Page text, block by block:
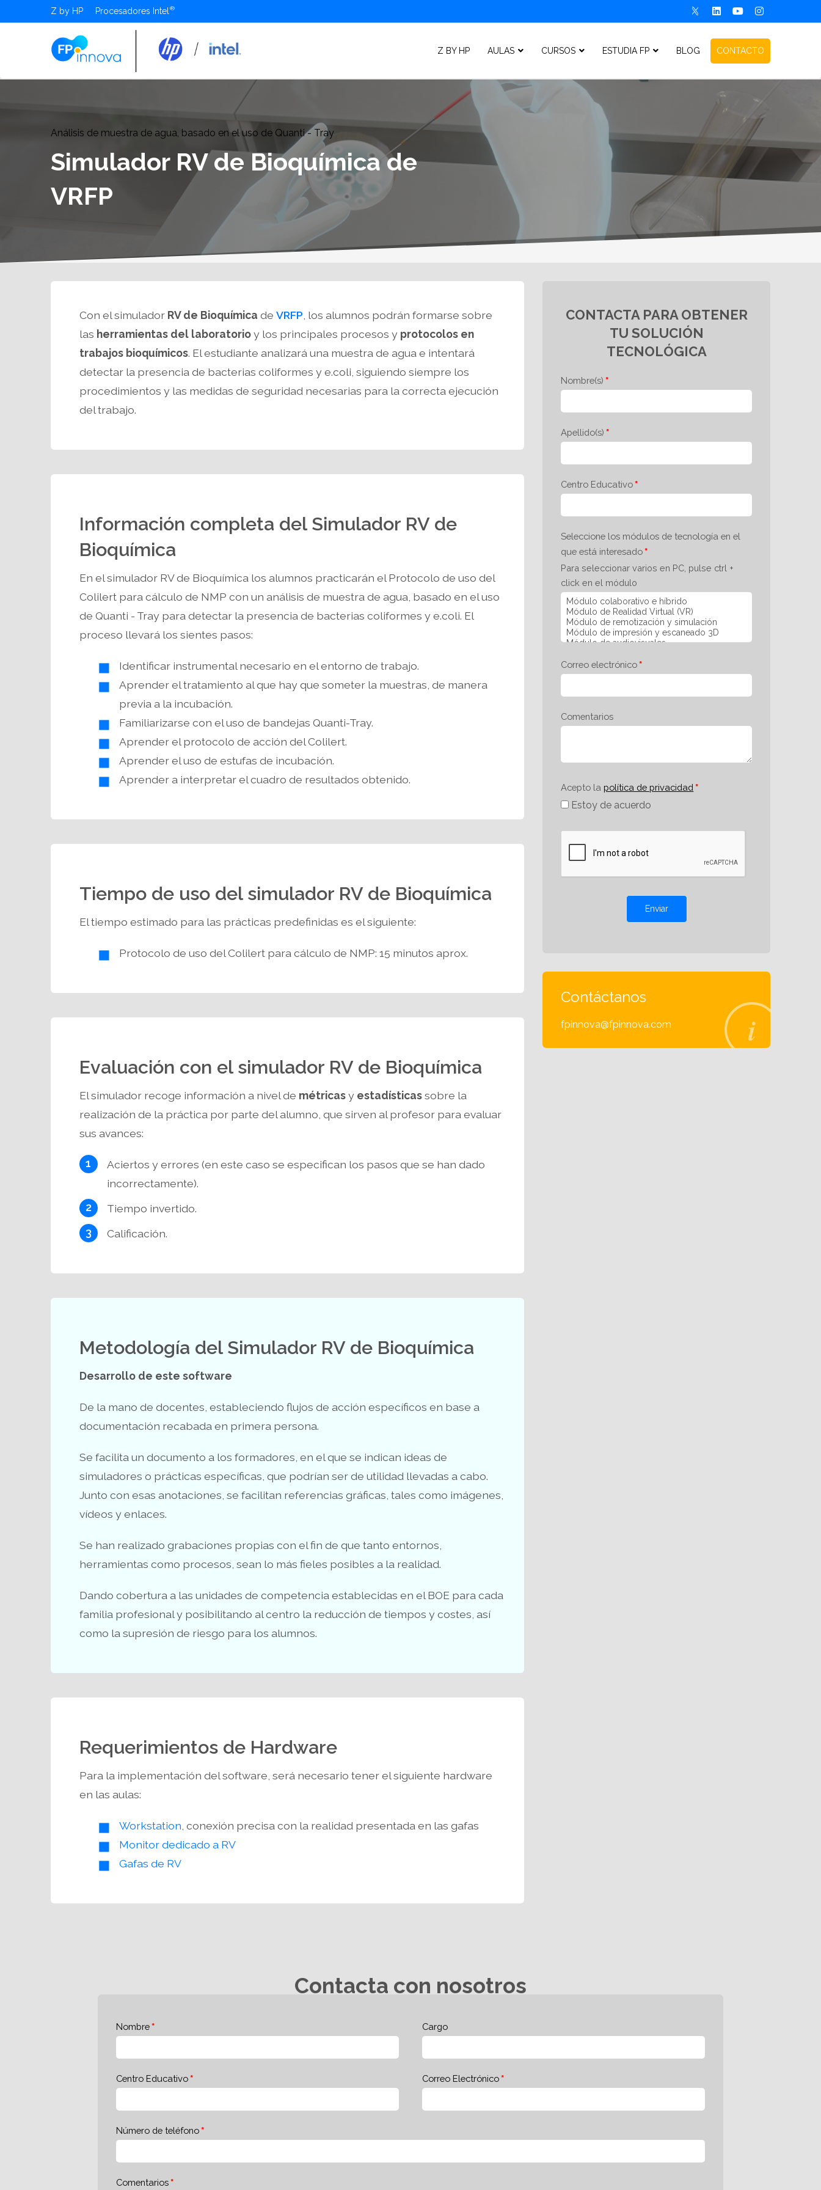
Z by HP Procesadores Intel
Z BY HP AULAS CURSOS ESTUDIA FP BLOG CONTACTO
Análisis de muestra de agua, basado en el uso de Quanti - Tray
Simulador RV de Bioquímica de
VRFP
Con el simulador RV de Bioquímica de VRFP , los alumnos podrán formarse sobre
las herramientas del laboratorioy los principales procesos yprotocolos en
trabajos bioquímicos. El estudiante analizará una muestra de agua e intentará
detectar la presencia de bacterias coliformes y e.coli, siguiendo siempre los
procedimientos y las medidas de seguridad necesarias para la correcta ejecución
del trabajo.
Información completa del Simulador RV de
Bioquímica
En el simulador RV de Bioquímica los alumnos practicarán el Protocolo de uso del
Colilert para cálculo de NMP con un análisis de muestra de agua, basado en el uso
de Quanti - Tray para detectar la presencia de bacterias coliformes y e.coli. El
proceso llevará los sientes pasos:
Identificar instrumental necesario en el entorno de trabajo.
Aprender el tratamiento al que hay que someter la muestras, de manera
previa a la incubación.
Familiarizarse con el uso de bandejas Quanti-Tray.
Aprender el protocolo de acción del Colilert.
Aprender el uso de estufas de incubación.
Aprender a interpretar el cuadro de resultados obtenido.
Tiempo de uso del simulador RV de Bioquímica
El tiempo estimado para las prácticas predefinidas es el siguiente:
Protocolo de uso del Colilert para cálculo de NMP: 15 minutos aprox.
Evaluación con el simulador RV de Bioquímica
El simulador recoge información a nivel de métricasy estadísticassobre la
realización de la práctica por parte del alumno, que sirven al profesor para evaluar
sus avances:
Aciertos y errores (en este caso se especifican los pasos que se han dado
incorrectamente).
Tiempo invertido.
Calificación.
Metodología del Simulador RV de Bioquímica
Desarrollo de este software
De la mano de docentes, estableciendo flujos de acción específicos en base a
documentación recabada en primera persona.
Se facilita un documento a los formadores, en el que se indican ideas de
simuladores o prácticas específicas, que podrían ser de utilidad llevadas a cabo.
Junto con esas anotaciones, se facilitan referencias gráficas, tales como imágenes,
vídeos y enlaces.
Se han realizado grabaciones propias con el fin de que tanto entornos,
herramientas como procesos, sean lo más fieles posibles a la realidad.
Dando cobertura a las unidades de competencia establecidas en el BOE para cada
familia profesional y posibilitando al centro la reducción de tiempos y costes, así
como la supresión de riesgo para los alumnos.
Requerimientos de Hardware
Para la implementación del software, será necesario tener el siguiente hardware
en las aulas:
Workstation , conexión precisa con la realidad presentada en las gafas
Monitor dedicado a RV
Gafas de RV
CONTACTA PARA OBTENER
TU SOLUCIÓN
TECNOLÓGICA
Nombre(s)
Apellido(s)
Centro Educativo
Seleccione los módulos de tecnología en el
que está interesado
Para seleccionar varios en PC, pulse ctrl +
click en el módulo
Correo electrónico
Comentarios
Acepto la política de privacidad
Estoy de acuerdo
Enviar
Contáctanos
fpinnova@fpinnova.com
Contacta con nosotros
Nombre Cargo
Centro Educativo Correo Electrónico
Número de teléfono
Comentarios